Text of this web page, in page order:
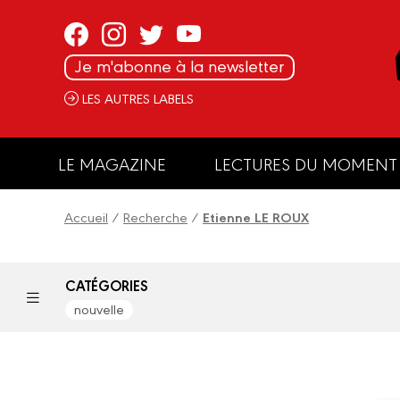
Je m'abonne à la newsletter
LES AUTRES LABELS
LE MAGAZINE LECTURES DU MOMENT
Accueil / Recherche / Etienne LE ROUX
CATÉGORIES
nouvelle